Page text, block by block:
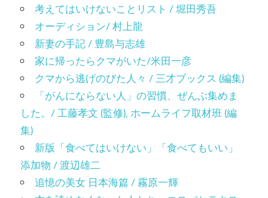
考えてはいけないことリスト / 堀田秀吾
オーディション/ 村上龍
新妻の手記 / 豊島与志雄
家に帰ったらクマがいた/米田一彦
クマから逃げのびた人々 / 三才ブックス (編集)
「がんにならない人」の習慣、ぜんぶ集めま
した。/ 工藤孝文 (監修), ホームライフ取材班 (編
集)
新版「食べてはいけない」「食べてもいい」
添加物 / 渡辺雄二
追憶の美女 日本海篇 / 霧原一輝